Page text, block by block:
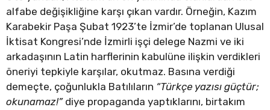
alfabe değişikliğine karşı çıkan vardır. Örneğin, Kazım
Karabekir Paşa Şubat 1923’te İzmir’de toplanan Ulusal
İktisat Kongresi’nde İzmirli işçi delege Nazmi ve iki
arkadaşının Latin harflerinin kabulüne ilişkin verdikleri
öneriyi tepkiyle karşılar, okutmaz. Basına verdiği
demeçte, çoğunlukla Batılıların “Türkçe yazısı güçtür;
okunamaz!”diye propaganda yaptıklarını, birtakım